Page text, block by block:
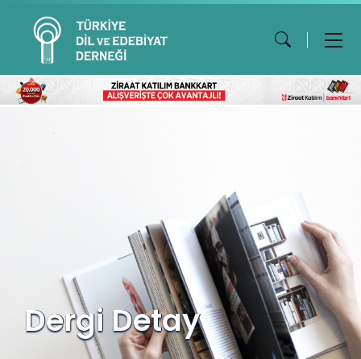
Dergi Detay